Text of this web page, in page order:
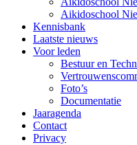
Aikidoschool
Kennisbank
Laatste nieuws
Voor leden
Bestuur en
Foto’s
Documentatie
Jaaragenda
Contact
Privacy